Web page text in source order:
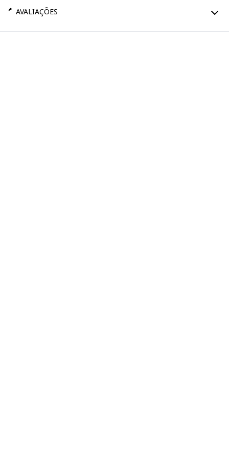
AVALIAÇÕES